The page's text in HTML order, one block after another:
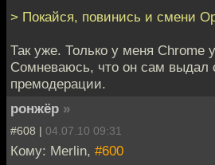
> Покайся, повинись и смени
Так уже. Только у меня Chrome
Сомневаюсь, что он сам выдал
премодерации.
ронжёр »
#608 | 04.07.10 09:31
Кому: Merlin, #600